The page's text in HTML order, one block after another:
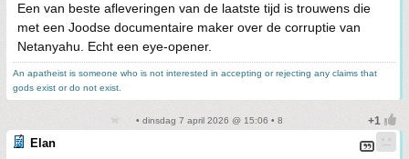
Een van beste afleveringen van de laatste tijd is trouwens die
met een Joodse documentaire maker over de corruptie van
Netanyahu. Echt een eye-opener.
An apatheist is someone who is not interested in accepting or rejecting any claims that
gods exist or do not exist.
• dinsdag 7 april 2026 @ 15:06 • 8
Elan